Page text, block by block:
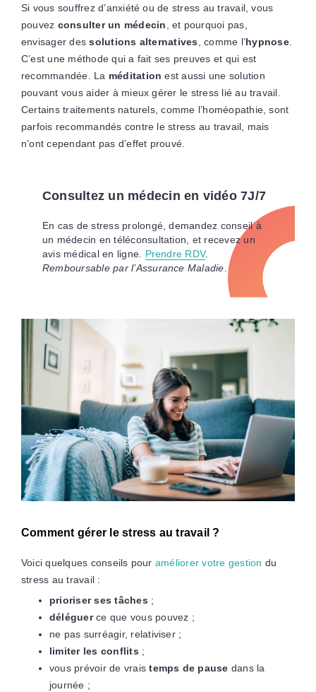
Si vous souffrez d’anxiété ou de stress au travail, vous
pouvez consulter un médecin , et pourquoi pas,
envisager des solutions alternatives , comme l’hypnose.
C’est une méthode qui a fait ses preuves et qui est
recommandée. La méditation est aussi une solution
pouvant vous aider à mieux gérer le stress lié au travail.
Certains traitements naturels, comme l’homéopathie, sont
parfois recommandés contre le stress au travail, mais
n’ont cependant pas d’effet prouvé.
Consultez un médecin en vidéo 7J/7
En cas de stress prolongé, demandez conseil à
un médecin en téléconsultation, et recevez un
avis médical en ligne. Prendre RDV.
Remboursable par l’Assurance Maladie
Comment gérer le stress au travail ?
Voici quelques conseils pour améliorer votre gestion du
stress au travail :
prioriser ses tâches ;
déléguerce que vous pouvez ;
ne pas surréagir, relativiser ;
limiter les conflits ;
vous prévoir de vraistemps de pause dans la
journée ;